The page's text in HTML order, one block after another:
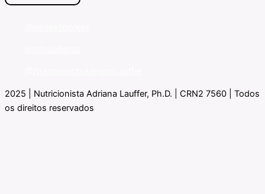
2025 | Nutricionista Adriana Lauffer, Ph.D. | CRN2 7560 | Todos
os direitos reservados